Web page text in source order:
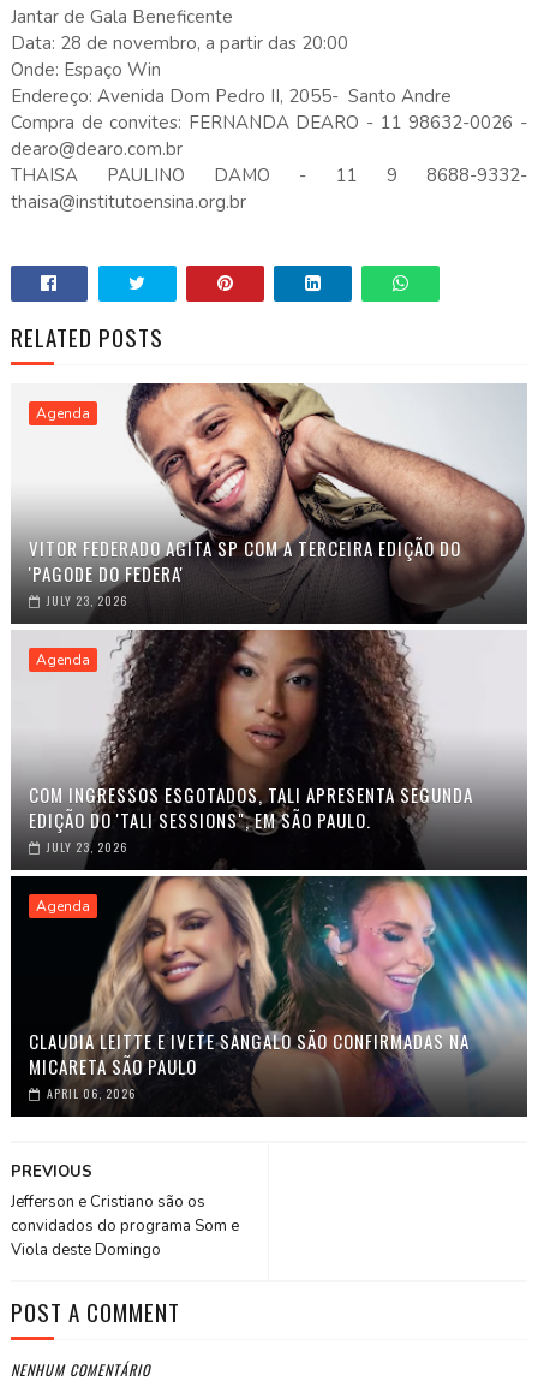
Jantar de Gala Beneficente
Data: 28 de novembro, a partir das 20:00
Onde: Espaço Win
Endereço: Avenida Dom Pedro II, 2055- Santo Andre
Compra de convites: FERNANDA DEARO - 11 98632-0026 -
dearo@dearo.com.br
THAISA PAULINO DAMO - 11 9 8688-9332-
thaisa@institutoensina.org.br
RELATED POSTS
Agenda
VITOR FEDERADO AGITA SP COM A TERCEIRA EDIÇÃO DO
'PAGODE DO FEDERA'
JULY 23, 2026
Agenda
COM INGRESSOS ESGOTADOS, TALI APRESENTA SEGUNDA
EDIÇÃO DO 'TALI SESSIONS", EM SÃO PAULO.
JULY 23, 2026
Agenda
CLAUDIA LEITTE E IVETE SANGALO SÃO CONFIRMADAS NA
MICARETA SÃO PAULO
APRIL 06, 2026
PREVIOUS
Jefferson e Cristiano são os
convidados do programa Som e
Viola deste Domingo
POST A COMMENT
NENHUM COMENTÁRIO